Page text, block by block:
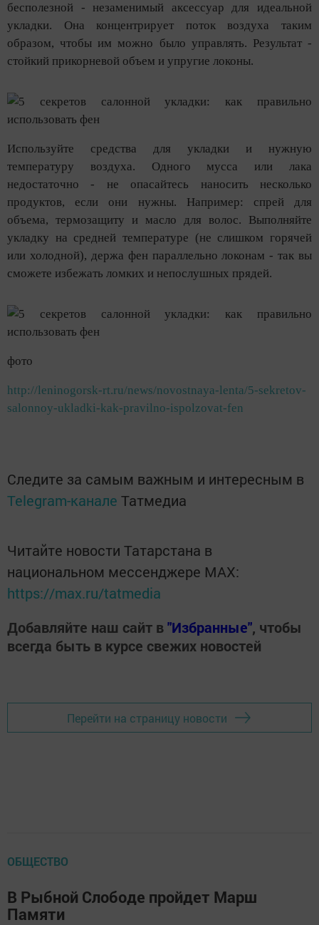
бесполезной - незаменимый аксессуар для идеальной
укладки. Она концентрирует поток воздуха таким
образом, чтобы им можно было управлять. Результат -
стойкий прикорневой объем и упругие локоны.
Используйте средства для укладки и нужную
температуру воздуха. Одного мусса или лака
недостаточно - не опасайтесь наносить несколько
продуктов, если они нужны. Например: спрей для
объема, термозащиту и масло для волос. Выполняйте
укладку на средней температуре (не слишком горячей
или холодной), держа фен параллельно локонам - так вы
сможете избежать ломких и непослушных прядей.
фото
http://leninogorsk-rt.ru/news/novostnaya-lenta/5-sekretov-
salonnoy-ukladki-kak-pravilno-ispolzovat-fen
Следите за самым важным и интересным в
Telegram-канале Татмедиа
Читайте новости Татарстана в
национальном мессенджере MАХ:
https://max.ru/tatmedia
Добавляйте наш сайт в"Избранные", чтобы
всегда быть в курсе свежих новостей
Перейти на страницу новости
ОБЩЕСТВО
В Рыбной Слободе пройдет Марш
Памяти